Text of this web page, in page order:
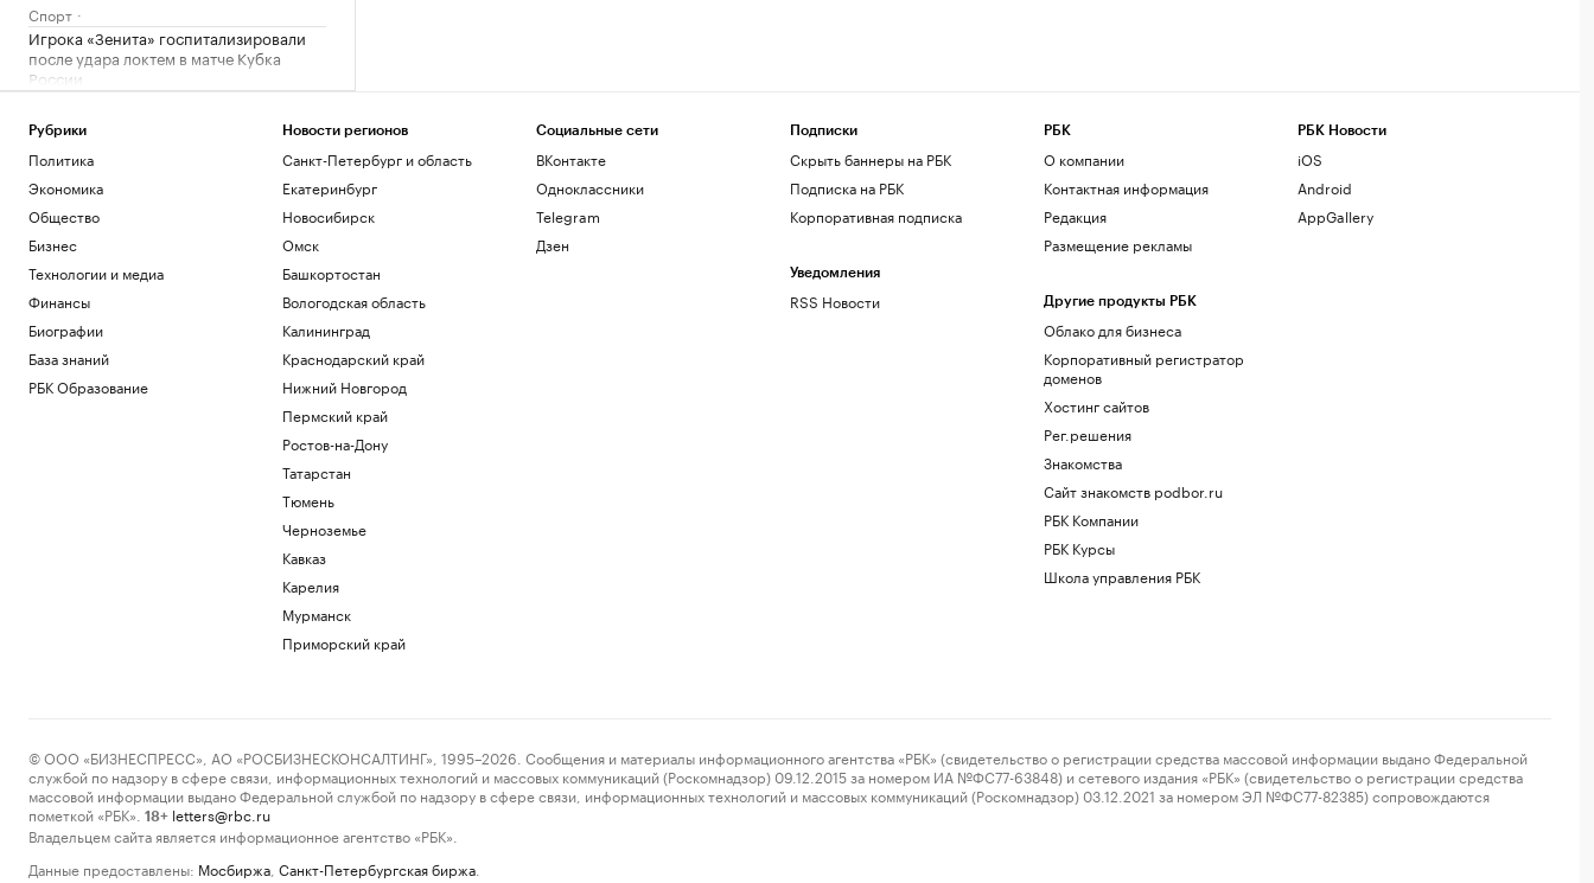
Спорт
Игрока «Зенита» госпитализировали
после удара локтем в матче Кубка
России
Росстандарт запретил продажу
Zoomlion
Бизнес
Рубрики
Политика
Экономика
Общество
Бизнес
Технологии и медиа
Финансы
Биографии
База знаний
РБК Образование
Новости регионов
Санкт-Петербург и область
Екатеринбург
Новосибирск
Омск
Башкортостан
Вологодская область
Калининград
Краснодарский край
Нижний Новгород
Пермский край
Ростов-на-Дону
Татарстан
Тюмень
Черноземье
Кавказ
Карелия
Мурманск
Приморский край
Социальные сети
ВКонтакте
Одноклассники
Telegram
Дзен
Подписки
Скрыть баннеры на РБК
Подписка на РБК
Корпоративная подписка
Уведомления
RSS Новости
РБК
О компании
Контактная информация
Редакция
Размещение рекламы
Другие продукты РБК
Облако для бизнеса
Корпоративный регистратор
доменов
Хостинг сайтов
Рег.решения
Знакомства
Сайт знакомств podbor.ru
РБК Компании
РБК Курсы
Школа управления РБК
РБК Новости
iOS
Android
AppGallery
© ООО «БИЗНЕСПРЕСС», АО «РОСБИЗНЕСКОНСАЛТИНГ», 1995–2026. Сообщения и материалы информационного агентства «РБК» (свидетельство о регистрации средства массовой информации выдано Федеральной
службой по надзору в сфере связи, информационных технологий и массовых коммуникаций (Роскомнадзор) 09.12.2015 за номером ИА №ФС77-63848) и сетевого издания «РБК» (свидетельство о регистрации средства
массовой информации выдано Федеральной службой по надзору в сфере связи, информационных технологий и массовых коммуникаций (Роскомнадзор) 03.12.2021 за номером ЭЛ №ФС77-82385) сопровождаются
пометкой «РБК».
18+ letters@rbc.ru
Владельцем сайта является информационное агентство «РБК».
Данные предоставлены: Мосбиржа Санкт-Петербургская биржа